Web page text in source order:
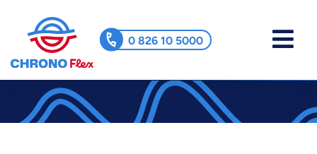
0 826 10 5000